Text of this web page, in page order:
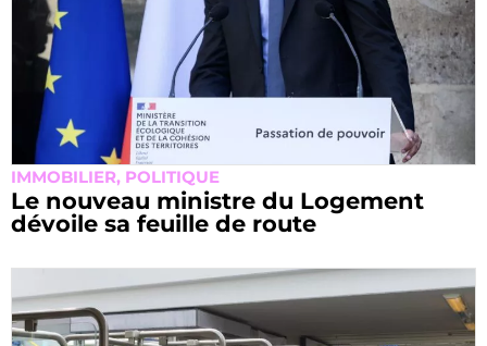
IMMOBILIER, POLITIQUE
Le nouveau ministre du Logement
dévoile sa feuille de route